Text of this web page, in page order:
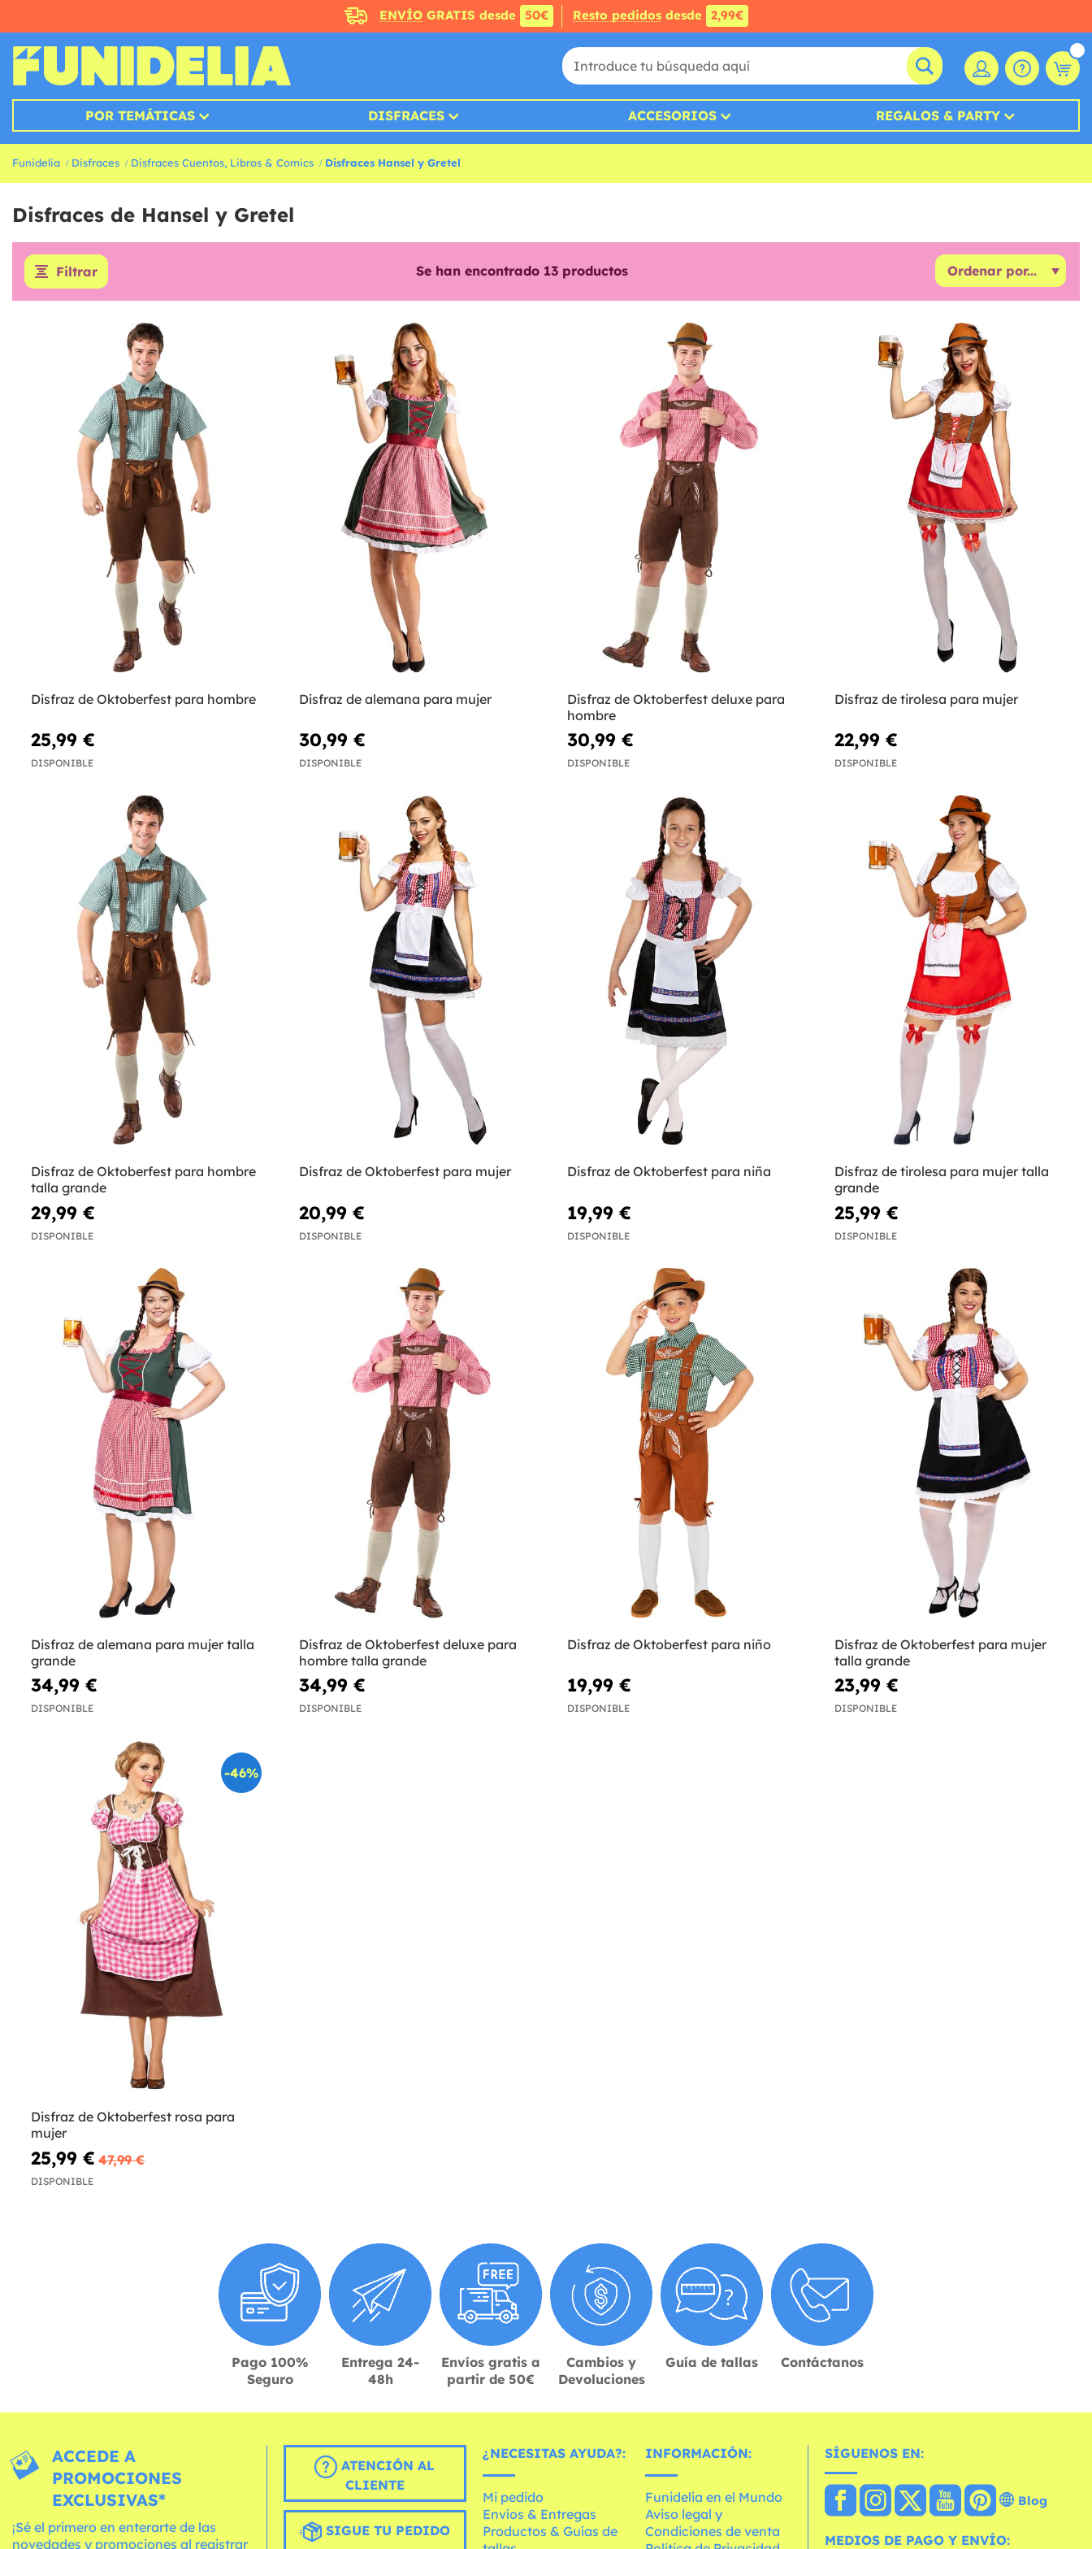
ENVÍOGRATIS desde 50€ Resto pedidosdesde 2,99€
POR TEMÁTICAS DISFRACES ACCESORIOS REGALOS & PARTY
Funidelia Disfraces Disfraces Cuentos, Libros & Comics Disfraces Hansel y Gretel
Disfraces de Hansel y Gretel
Filtrar Se han encontrado 13productos
Disfraz de Oktoberfest para hombre
25,99 €
DISPONIBLE
Disfraz de alemana para mujer
30,99 €
DISPONIBLE
Disfraz de Oktoberfest deluxe para
hombre
30,99 €
DISPONIBLE
Disfraz de tirolesa para mujer
22,99 €
DISPONIBLE
Disfraz de Oktoberfest para hombre
talla grande
29,99 €
DISPONIBLE
Disfraz de Oktoberfest para mujer
20,99 €
DISPONIBLE
Disfraz de Oktoberfest para niña
19,99 €
DISPONIBLE
Disfraz de tirolesa para mujer talla
grande
25,99 €
DISPONIBLE
Disfraz de alemana para mujer talla
grande
34,99 €
DISPONIBLE
Disfraz de Oktoberfest deluxe para
hombre talla grande
34,99 €
DISPONIBLE
Disfraz de Oktoberfest para niño
19,99 €
DISPONIBLE
Disfraz de Oktoberfest para mujer
talla grande
23,99 €
DISPONIBLE
-46%
Disfraz de Oktoberfest rosa para
mujer
25,99 € 47,99 €
DISPONIBLE
Pago 100%
Seguro
Entrega 24-
48h
Envíos gratis a
partir de 50€
Cambios y
Devoluciones
Guía de tallas Contáctanos
ACCEDE A
PROMOCIONES
EXCLUSIVAS*
¡Sé el primero en enterarte de las
novedades y promociones al registrar
ATENCIÓN AL
CLIENTE
SIGUE TU PEDIDO
¿NECESITAS AYUDA?:
Mi pedido
Envíos & Entregas
Productos & Guías de
INFORMACIÓN:
Funidelia en el Mundo
Aviso legal y
Condiciones de venta
SÍGUENOS EN:
Blog
MEDIOS DE PAGO Y ENVÍO: